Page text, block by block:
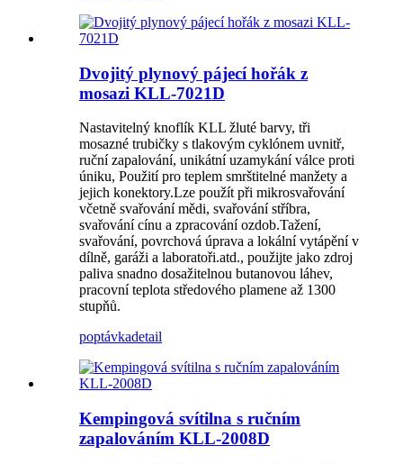
Dvojitý plynový pájecí hořák z
mosazi KLL-7021D
Nastavitelný knoflík KLL žluté barvy, tři
mosazné trubičky s tlakovým cyklónem uvnitř,
ruční zapalování, unikátní uzamykání válce proti
úniku, Použití pro teplem smrštitelné manžety a
jejich konektory.Lze použít při mikrosvařování
včetně svařování mědi, svařování stříbra,
svařování cínu a zpracování ozdob.Tažení,
svařování, povrchová úprava a lokální vytápění v
dílně, garáži a laboratoři.atd., použijte jako zdroj
paliva snadno dosažitelnou butanovou láhev,
pracovní teplota středového plamene až 1300
stupňů.
poptávkadetail
Kempingová svítilna s ručním
zapalováním KLL-2008D